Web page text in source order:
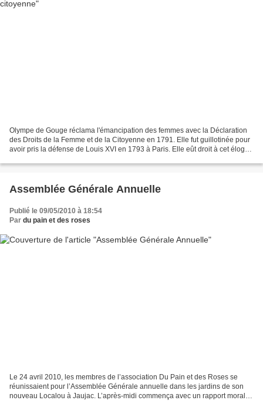
Olympe de Gouge réclama l'émancipation des femmes avec la Déclaration
des Droits de la Femme et de la Citoyenne en 1791. Elle fut guillotinée pour
avoir pris la défense de Louis XVI en 1793 à Paris. Elle eût droit à cet éloge
Assemblée Générale Annuelle
Publié le 09/05/2010 à 18:54
Par du pain et des roses
Le 24 avril 2010, les membres de l’association Du Pain et des Roses se
réunissaient pour l’Assemblée Générale annuelle dans les jardins de son
nouveau Localou à Jaujac. L’après-midi commença avec un rapport moral